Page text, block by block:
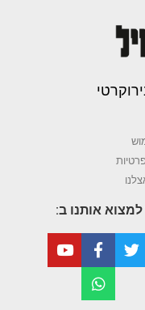
אותנו ב: